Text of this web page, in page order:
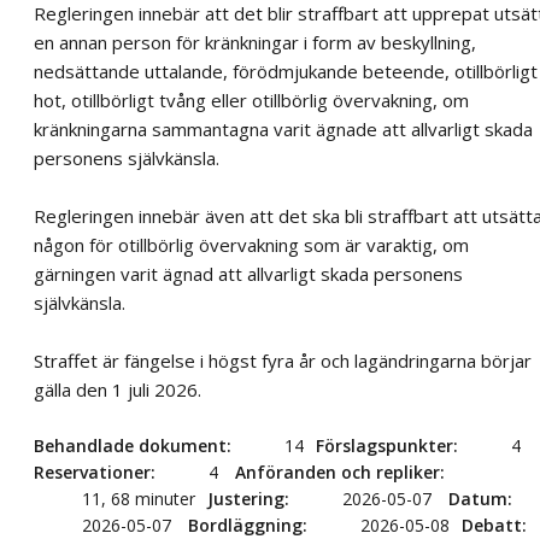
Regleringen innebär att det blir straffbart att upprepat
en annan person för kränkningar i form av beskyllning,
nedsättande uttalande, förödmjukande beteende, otillbörligt
hot, otillbörligt tvång eller otillbörlig övervakning, om
kränkningarna sammantagna varit ägnade att allvarligt skada
personens självkänsla.
Regleringen innebär även att det ska bli straffbart att
någon för otillbörlig övervakning som är varaktig, om
gärningen varit ägnad att allvarligt skada personens
självkänsla.
Straffet är fängelse i högst fyra år och lagändringarna börjar
gälla den 1 juli 2026.
Behandlade dokument 14 Förslagspunkter
4
Reservationer
4
Anföranden och repliker
11, 68 minuter
Justering 2026-05-07
Datum
2026-05-07
Bordläggning 2026-05-08
Debatt